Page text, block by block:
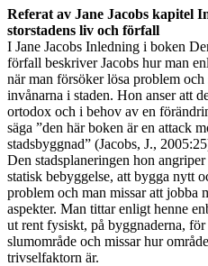
Referat av Jane Jacobs kapitel
storstadens liv och förfall
I Jane Jacobs Inledning i boken
förfall beskriver Jacobs hur man
när man försöker lösa problem
invånarna i staden. Hon anser att
ortodox och i behov av en
säga ”den här boken är en attack
stadsbyggnad” (Jacobs, J.,
Den stadsplaneringen hon
statisk bebyggelse, att bygga nytt
problem och man missar att jobba
aspekter. Man tittar enligt henne
ut rent fysiskt, på byggnaderna,
slumområde och missar hur
trivselfaktorn är.